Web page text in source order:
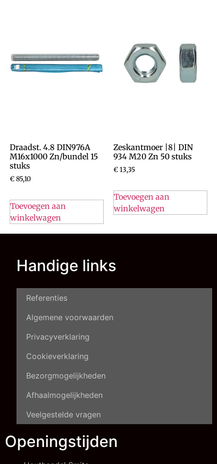
Draadst. 4.8 DIN976A
M16x1000 Zn/bundel 15
stuks
€85,10
Toevoegen aan
winkelwagen
Zeskantmoer |8| DIN
934 M20 Zn 50 stuks
€13,35
Toevoegen aan
winkelwagen
Handige links
Referenties
Algemene voorwaarden
Privacyverklaring
Cookieverklaring
Bezorgmogelijkheden
Afhaalmogelijkheden
Veelgestelde vragen
Openingstijden